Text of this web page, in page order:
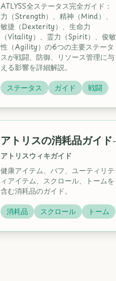
ATLYSS全ステータス完全ガイド：
力（Strength）、精神（Mind）、
敏捷（Dexterity）、生命力
（Vitality）、霊力（Spirit）、俊敏
性（Agility）の6つの主要ステータ
スが戦闘、防御、リソース管理に与
える影響を詳細解説。
ステータス
ガイド 戦闘
アトリスの消耗品ガイド-
アトリスウィキガイド
健康アイテム、バフ、ユーティリテ
ィアイテム、スクロール、トームを
含む消耗品のガイド。
消耗品
スクロール トーム